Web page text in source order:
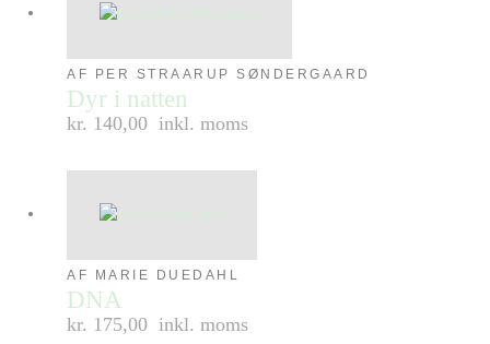
AF PER STRAARUP SØNDERGAARD
Dyr i natten
kr. 140,00 inkl. moms
AF MARIE DUEDAHL
DNA
kr. 175,00 inkl. moms